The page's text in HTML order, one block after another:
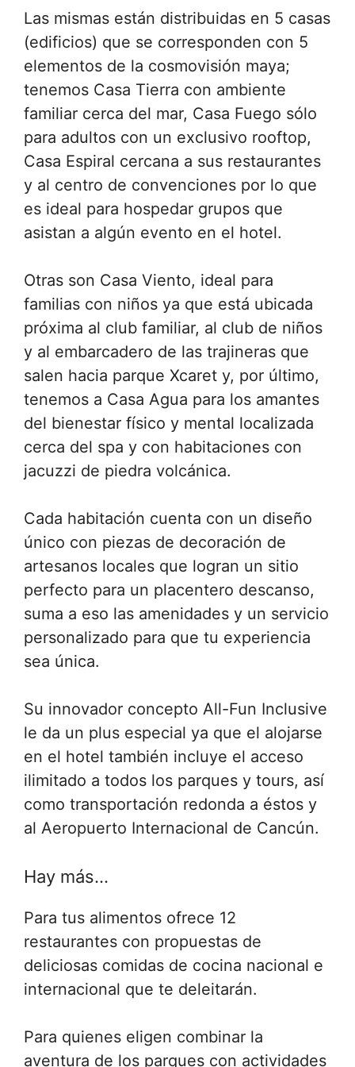
Las mismas están distribuidas en 5 casas
(edificios) que se corresponden con 5
elementos de la cosmovisión maya;
tenemos Casa Tierra con ambiente
familiar cerca del mar, Casa Fuego sólo
para adultos con un exclusivo rooftop,
Casa Espiral cercana a sus restaurantes
y al centro de convenciones por lo que
es ideal para hospedar grupos que
asistan a algún evento en el hotel.
Otras son Casa Viento, ideal para
familias con niños ya que está ubicada
próxima al club familiar, al club de niños
y al embarcadero de las trajineras que
salen hacia parque Xcaret y, por último,
tenemos a Casa Agua para los amantes
del bienestar físico y mental localizada
cerca del spa y con habitaciones con
jacuzzi de piedra volcánica.
Cada habitación cuenta con un diseño
único con piezas de decoración de
artesanos locales que logran un sitio
perfecto para un placentero descanso,
suma a eso las amenidades y un servicio
personalizado para que tu experiencia
sea única.
Su innovador concepto All-Fun Inclusive
le da un plus especial ya que el alojarse
en el hotel también incluye el acceso
ilimitado a todos los parques y tours, así
como transportación redonda a éstos y
al Aeropuerto Internacional de Cancún.
Hay más…
Para tus alimentos ofrece 12
restaurantes con propuestas de
deliciosas comidas de cocina nacional e
internacional que te deleitarán.
Para quienes eligen combinar la
aventura de los parques con actividades